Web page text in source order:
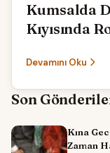
Kumsalda
Kıyısında
Devamını Oku
Son
Kına
Zaman